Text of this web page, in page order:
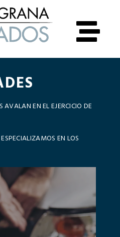
AVALAN EN EL EJERCICIO DE
EN LOS